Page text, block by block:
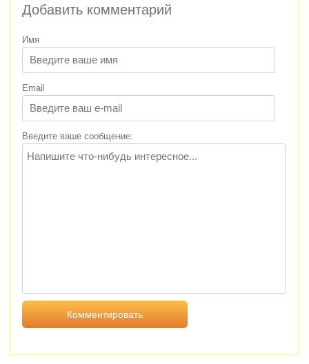
Добавить комментарий
Имя
Email
Введите ваше сообщение: